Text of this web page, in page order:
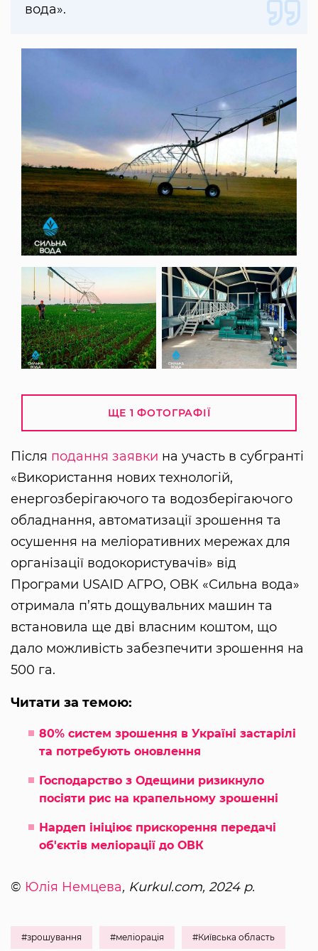
вода».
ЩЕ 1 ФОТОГРАФІЇ
Після подання заявки на участь в субгранті
«Використання нових технологій,
енергозберігаючого та водозберігаючого
обладнання, автоматизації зрошення та
осушення на меліоративних мережах для
організації водокористувачів» від
Програми USAID АГРО, ОВК «Сильна вода»
отримала п’ять дощувальних машин та
встановила ще дві власним коштом, що
дало можливість забезпечити зрошення на
500 га.
Читати за темою:
80% систем зрошення в Україні застарілі
та потребують оновлення
Господарство з Одещини ризикнуло
посіяти рис на крапельному зрошенні
Нардеп ініціює прискорення передачі
об'єктів меліорації до ОВК
© Юлія Немцева, Kurkul.com, 2024 р.
#зрошування #меліорація #Київська область